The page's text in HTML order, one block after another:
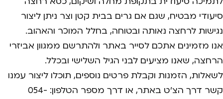
סיעודי מבטיח, שגם אם גרים בבית קטן וצר ניתן ליצור
נגישות לרחצה נאותה ובטוחה, בחלל המוכר והאהוב.
אנו מזמינים אתכם לסייר באתר ולהתרשם ממגוון אביזרי
הרחצה, שאנו מציעים לבני הגיל השלישי ובכלל.
לשאלות, הזמנות וקבלת פרטים נוספים, תוכלו ליצור עמנו
קשר דרך הצ'ט באתר, או דרך מספר הטלפון: 054-